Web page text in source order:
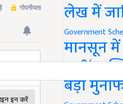
लेख में
Government
मानसून
50%
बड़ा